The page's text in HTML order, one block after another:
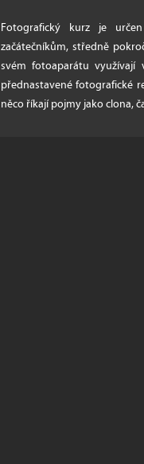
Fotografický kurz je
začátečníkům, středně
svém fotoaparátu
přednastavené fotografické
něco říkají pojmy jako clona,